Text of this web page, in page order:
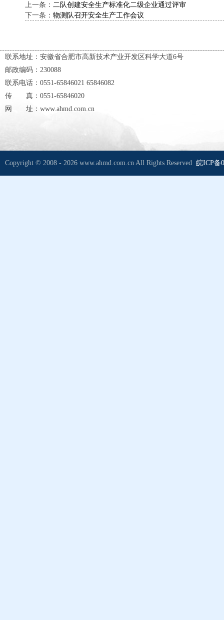
上一条： 二队创建安全生产标准化二级企业通过评审
下一条： 物测队召开安全生产工作会议
联系地址：安徽省合肥市高新技术产业开发区科学大道6号
邮政编码：230088
联系电话：0551-65846021 65846082
传 真：0551-65846020
网 址：www.ahmd.com.cn
Copyright © 2008 - 2026 www.ahmd.com.cn All Rights Reserved 皖ICP备